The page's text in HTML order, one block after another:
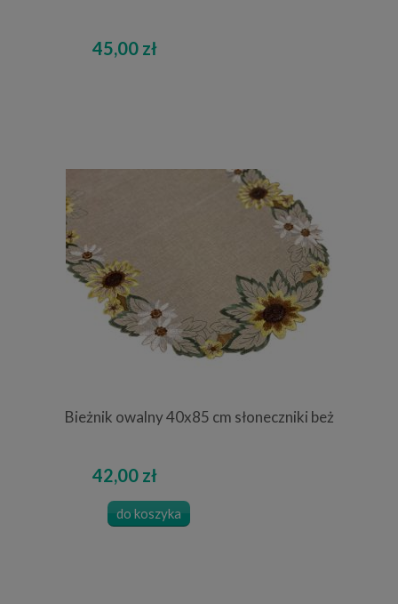
45,00 zł
Bieżnik owalny 40x85 cm słoneczniki beż
42,00 zł
do koszyka